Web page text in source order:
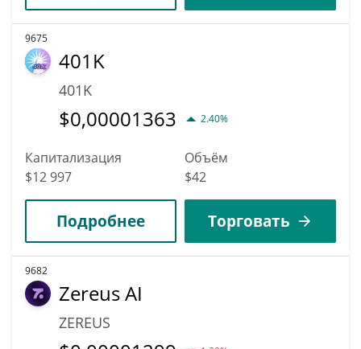
9675
401K
401K
$0,00001363 2.40%
Капитализация
$12 997
Объём
$42
Подробнее Торговать
9682
Zereus AI
ZEREUS